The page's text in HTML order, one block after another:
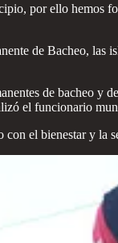
por ello hemos
de Bacheo,
de bacheo y
el funcionario
el bienestar y la